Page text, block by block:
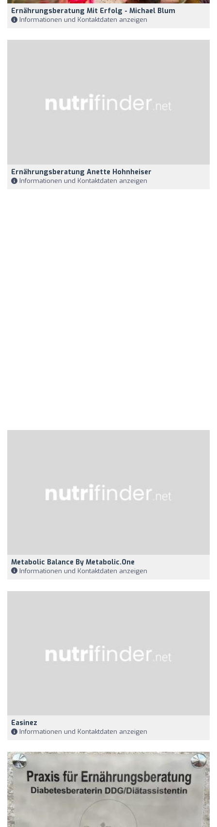
Ernährungsberatung Mit Erfolg - Michael Blum
Informationen und Kontaktdaten anzeigen
Ernährungsberatung Anette Hohnheiser
Informationen und Kontaktdaten anzeigen
Metabolic Balance By Metabolic.one
Informationen und Kontaktdaten anzeigen
Easinez
Informationen und Kontaktdaten anzeigen